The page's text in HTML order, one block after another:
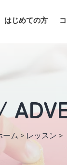
はじめての方
ーム > レッスン >